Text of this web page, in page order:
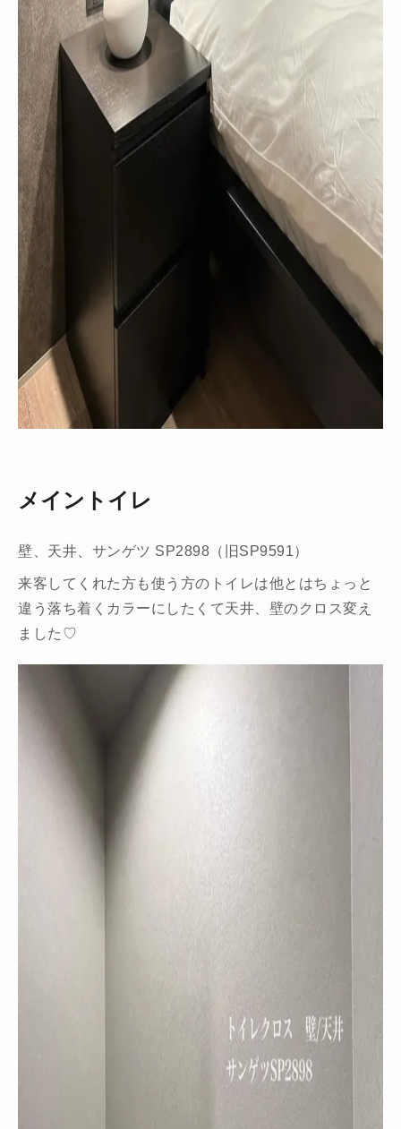
メイントイレ
壁、天井、サンゲツ SP2898（旧SP9591）
来客してくれた方も使う方のトイレは他とはちょっと
違う落ち着くカラーにしたくて天井、壁のクロス変え
ました♡